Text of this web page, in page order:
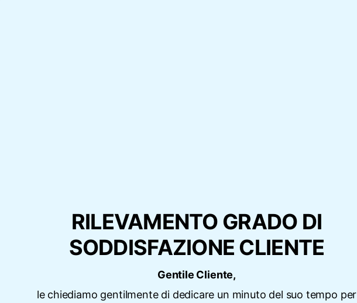
RILEVAMENTO GRADO DI
SODDISFAZIONE CLIENTE
Gentile Cliente,
le chiediamo gentilmente di dedicare un minuto del suo tempo per